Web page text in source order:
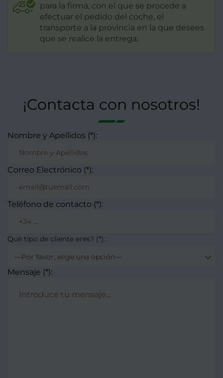
para la firma, con el que se procede a
efectuar el pedido del coche, el
transporte a la provincia en la que desees
que se realice la entrega.
¡Contacta con nosotros!
Nombre y Apellidos (*):
Correo Electrónico (*):
Teléfono de contacto (*):
Qué tipo de cliente eres? (*):
—Por favor, elige una opción—
Mensaje (*):